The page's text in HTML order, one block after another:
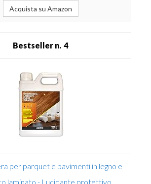
Acquista su Amazon
4
per parquet e pavimenti in legno e
laminato - Lucidante protettivo